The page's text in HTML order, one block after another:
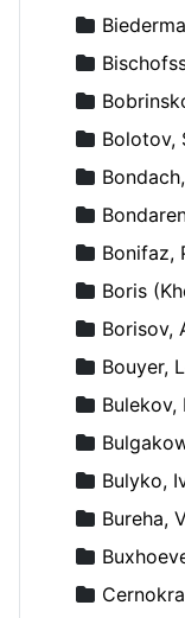
Bolotov,
Bonifaz,
Boris
Borisov,
Bouyer,
Bulekov,
Bulyko,
Bureha,